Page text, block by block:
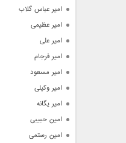
امیر عباس گلاب
امیر عظیمی
امیر علی
امیر فرجام
امیر مسعود
امیر وکیلی
امیر یگانه
امین حبیبی
امین رستمی